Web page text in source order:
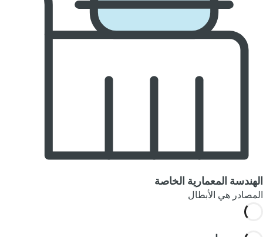
الهندسة المعمارية الخاصة
المصادر هي الأبطال